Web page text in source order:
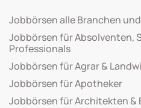
Jobbörsen alle Branchen
Jobbörsen für Absolventen,
Professionals
Jobbörsen für Agrar &
Jobbörsen für Apotheker
Jobbörsen für Architekten &